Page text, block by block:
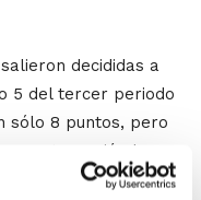
decididas a
5 del tercer periodo
sólo 8 puntos, pero
poniéndose
Tras consumar